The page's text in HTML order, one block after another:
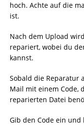
hoch. Achte auf die
ist.
Nach dem Upload
repariert, wobei du
kannst.
Sobald die Reparatur
Mail mit einem Code,
reparierten Datei
Gib den Code ein